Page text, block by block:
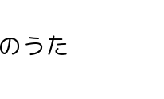
うた